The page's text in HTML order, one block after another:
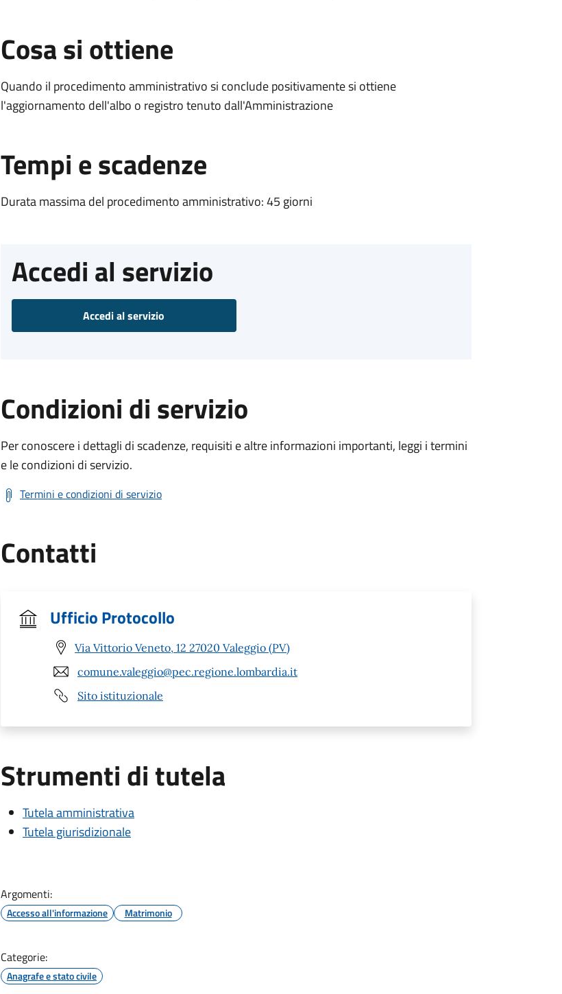
Cosa si ottiene
Quando il procedimento amministrativo si conclude positivamente si ottiene
l'aggiornamento dell'albo o registro tenuto dall'Amministrazione
Tempi e scadenze
Durata massima del procedimento amministrativo: 45 giorni
Accedi al servizio
Accedi al servizio
Condizioni di servizio
Per conoscere i dettagli di scadenze, requisiti e altre informazioni importanti, leggi i termini
e le condizioni di servizio.
Termini e condizioni di servizio
Contatti
Ufficio Protocollo
Via Vittorio Veneto, 12 27020 Valeggio (PV)
comune.valeggio@pec.regione.lombardia.it
Sito istituzionale
Strumenti di tutela
Tutela amministrativa
Tutela giurisdizionale
Argomenti:
Accesso all'informazione Matrimonio
Categorie:
Anagrafe e stato civile